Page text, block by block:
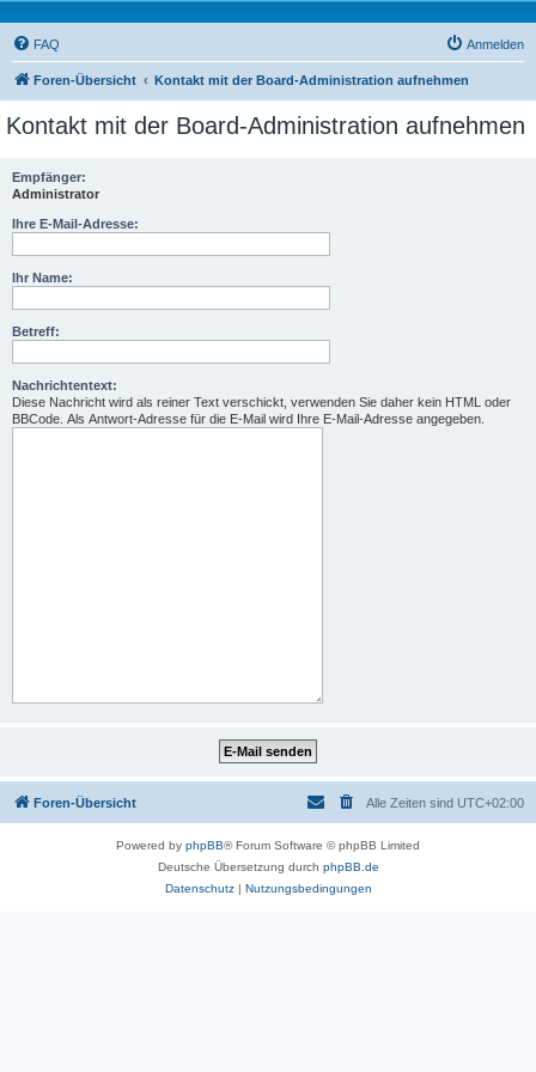
FAQ Anmelden
Foren-Übersicht Kontakt mit der Board-Administration aufnehmen
Kontakt mit der Board-Administration aufnehmen
Empfänger:
Administrator
Ihre E-Mail-Adresse:
Ihr Name:
Betreff:
Nachrichtentext:
Diese Nachricht wird als reiner Text verschickt, verwenden Sie daher kein HTML oder
BBCode. Als Antwort-Adresse für die E-Mail wird Ihre E-Mail-Adresse angegeben.
Foren-Übersicht Alle Zeiten sind UTC+02:00
Powered by phpBB® Forum Software © phpBB Limited
Deutsche Übersetzung durch phpBB.de
Datenschutz| Nutzungsbedingungen